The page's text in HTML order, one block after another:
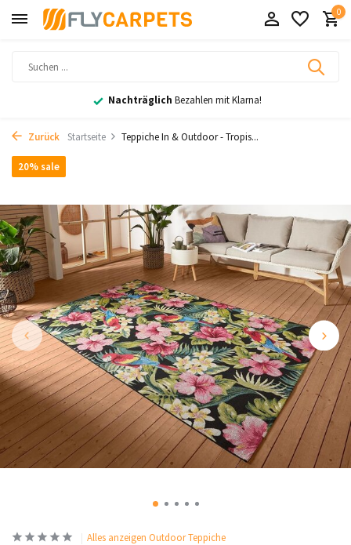
0
Nachträglich Bezahlen mit Klarna!
Zurück Startseite Teppiche In & Outdoor - Tropis...
20% sale
Alles anzeigen Outdoor Teppiche